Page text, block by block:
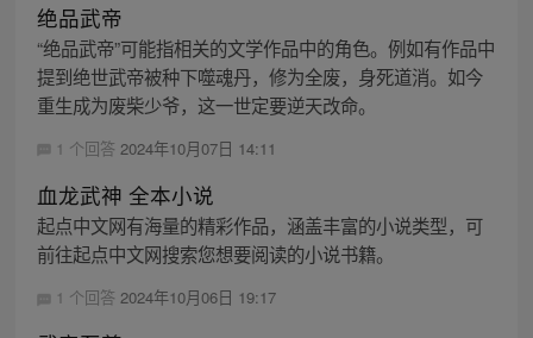
绝品武帝
“绝品武帝”可能指相关的文学作品中的角色。例如有作品中
提到绝世武帝被种下噬魂丹，修为全废，身死道消。如今
重生成为废柴少爷，这一世定要逆天改命。
1 个回答 2024年10月07日 14:11
血龙武神 全本小说
起点中文网有海量的精彩作品，涵盖丰富的小说类型，可
前往起点中文网搜索您想要阅读的小说书籍。
1 个回答 2024年10月06日 19:17